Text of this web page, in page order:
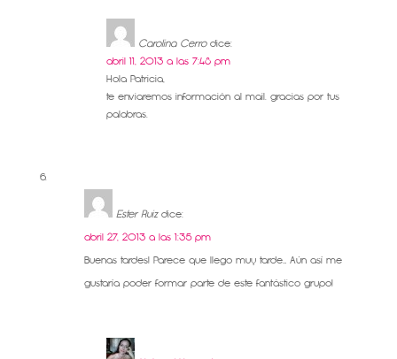
Carolina Cerro dice:
abril 11, 2013 a las 7:48 pm
Hola Patricia,
te enviaremos información al mail. gracias por tus
palabras.
Ester Ruiz dice:
abril 27, 2013 a las 1:35 pm
Buenas tardes! Parece que llego muy tarde… Aún así me
gustaría poder formar parte de este fantástico grupo!